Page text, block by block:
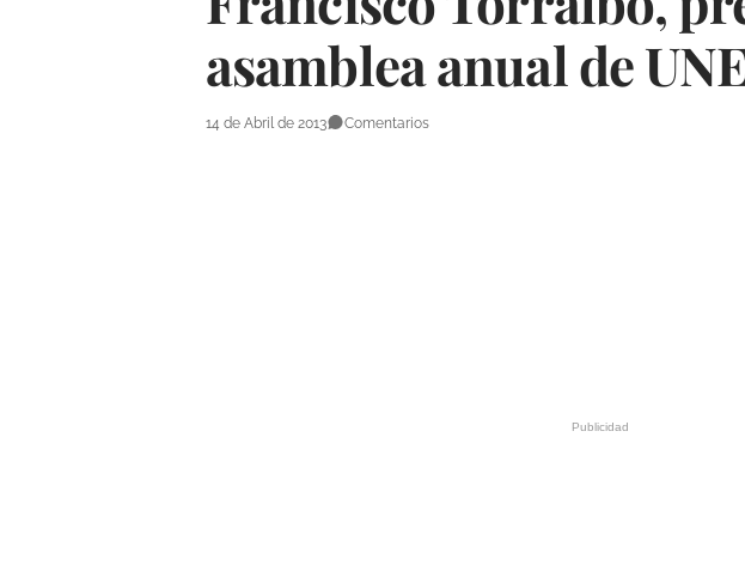
asamblea anual de
14 de Abril de 2013 Comentarios